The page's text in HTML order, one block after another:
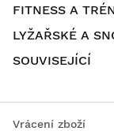
FITNESS A
LYŽAŘSKÉ A
SOUVISEJÍCÍ
Vrácení zboží